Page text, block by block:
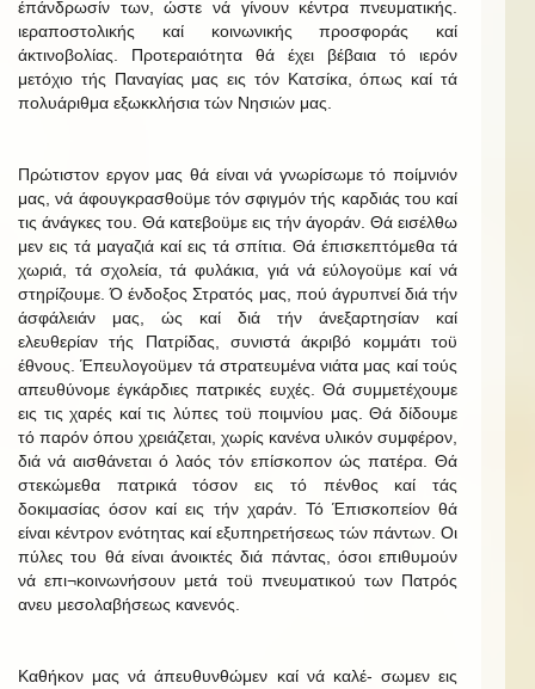
έπάνδρωσίν των, ώστε νά γίνουν κέντρα πνευματικής.
ιεραποστολικής καί κοινωνικής προσφοράς καί
άκτινοβολίας. Προτεραιότητα θά έχει βέβαια τό ιερόν
μετόχιο τής Παναγίας μας εις τόν Κατσίκα, όπως καί τά
πολυάριθμα εξωκκλήσια τών Νησιών μας.
Πρώτιστον εργον μας θά είναι νά γνωρίσωμε τό ποίμνιόν
μας, νά άφουγκρασθοϋμε τόν σφιγμόν τής καρδιάς του καί
τις άνάγκες του. Θά κατεβοϋμε εις τήν άγοράν. Θά εισέλθω
μεν εις τά μαγαζιά καί εις τά σπίτια. Θά έπισκεπτόμεθα τά
χωριά, τά σχολεία, τά φυλάκια, γιά νά εύλογοϋμε καί νά
στηρίζουμε. Ό ένδοξος Στρατός μας, πού άγρυπνεί διά τήν
άσφάλειάν μας, ώς καί διά τήν άνεξαρτησίαν καί
ελευθερίαν τής Πατρίδας, συνιστά άκριβό κομμάτι τοϋ
έθνους. Έπευλογοϋμεν τά στρατευμένα νιάτα μας καί τούς
απευθύνομε έγκάρδιες πατρικές ευχές. Θά συμμετέχουμε
εις τις χαρές καί τις λύπες τοϋ ποιμνίου μας. Θά δίδουμε
τό παρόν όπου χρειάζεται, χωρίς κανένα υλικόν συμφέρον,
διά νά αισθάνεται ό λαός τόν επίσκοπον ώς πατέρα. Θά
στεκώμεθα πατρικά τόσον εις τό πένθος καί τάς
δοκιμασίας όσον καί εις τήν χαράν. Τό Έπισκοπείον θά
είναι κέντρον ενότητας καί εξυπηρετήσεως τών πάντων. Οι
πύλες του θά είναι άνοικτές διά πάντας, όσοι επιθυμούν
νά επι¬κοινωνήσουν μετά τοϋ πνευματικού των Πατρός
ανευ μεσολαβήσεως κανενός.
Καθήκον μας νά άπευθυνθώμεν καί νά καλέ- σωμεν εις